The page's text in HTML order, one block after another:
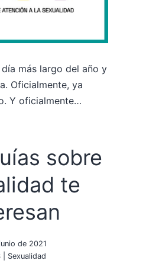
más largo del año y
Oficialmente, ya
Y oficialmente…
sobre
te
de 2021
Sexualidad